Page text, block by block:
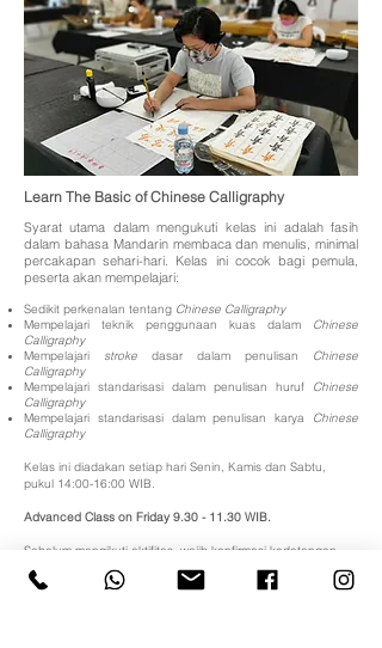
Learn The Basic ofChinese Calligraphy
Syarat utama dalam mengukuti kelas ini adalah fasih
dalam bahasa Mandarin membaca dan menulis, minimal
percakapan sehari-hari. Kelas ini cocok bagi pemula,
peserta akan mempelajari:
Sedikit perkenalan tentang Chinese Calligraphy
Mempelajari teknik penggunaan kuas dalam Chinese
Calligraphy
Mempelajari stroke dasar dalam penulisan Chinese
Calligraphy
Mempelajari standarisasi dalam penulisan huruf Chinese
Calligraphy
Mempelajari standarisasi dalam penulisan karya Chinese
Calligraphy
Kelas ini diadakan setiap hari Senin, Kamis dan Sabtu,
pukul 14:00-16:00 WIB.
Advanced Class on Friday 9.30 - 11.30 WIB.
Sebelum mengikuti aktifitas, wajib konfirmasi kedatangan
terlebih dahulu, selambatnya H-1.